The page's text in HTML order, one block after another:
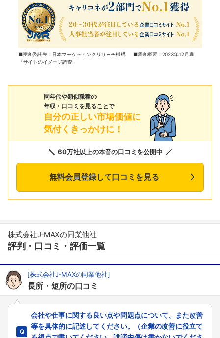
■実査委託先：日本マーケティングリサーチ機構 ■調査概要：2023年12月期
「サイトのイメージ調査」
同年代や類似職種の
年収・口コミを見ることで
自分の正しい市場価値に
気付くきっかけに！
60万社以上の本音の口コミを公開中
無料会員登録して口コミを見る
株式会社J‐MAXの同業他社
評判・口コミ・評価一覧
[株式会社J‐MAXの同業他社]
長所・短所の口コミ
会社や仕事に関する良い点や問題点について、また改善
等を具体的に記述してください。（企業の改善に役立て